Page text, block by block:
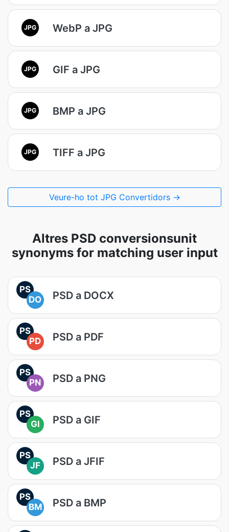
JPG WebP a JPG
JPG GIF a JPG
JPG BMP a JPG
JPG TIFF a JPG
Veure-ho tot JPG Convertidors →
Altres PSD conversionsunit
synonyms for matching user input
PS
DO
PSD a DOCX
PS
PD
PSD a PDF
PS
PN
PSD a PNG
PS
GI
PSD a GIF
PS
JF
PSD a JFIF
PS
BM
PSD a BMP